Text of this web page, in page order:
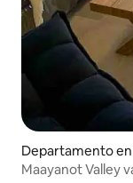
Departamento
Maayanot Valley